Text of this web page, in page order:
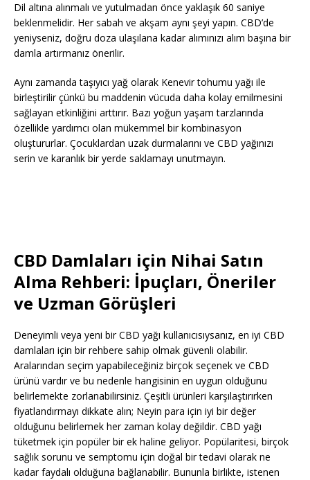
Dil altına alınmalı ve yutulmadan önce yaklaşık 60 saniye
beklenmelidir. Her sabah ve akşam aynı şeyi yapın. CBD’de
yeniyseniz, doğru doza ulaşılana kadar alımınızı alım başına bir
damla artırmanız önerilir.
Aynı zamanda taşıyıcı yağ olarak Kenevir tohumu yağı ile
birleştirilir çünkü bu maddenin vücuda daha kolay emilmesini
sağlayan etkinliğini arttırır. Bazı yoğun yaşam tarzlarında
özellikle yardımcı olan mükemmel bir kombinasyon
oluştururlar. Çocuklardan uzak durmalarını ve CBD yağınızı
serin ve karanlık bir yerde saklamayı unutmayın.
CBD Damlaları için Nihai Satın
Alma Rehberi: İpuçları, Öneriler
ve Uzman Görüşleri
Deneyimli veya yeni bir CBD yağı kullanıcısıysanız, en iyi CBD
damlaları için bir rehbere sahip olmak güvenli olabilir.
Aralarından seçim yapabileceğiniz birçok seçenek ve CBD
ürünü vardır ve bu nedenle hangisinin en uygun olduğunu
belirlemekte zorlanabilirsiniz. Çeşitli ürünleri karşılaştırırken
fiyatlandırmayı dikkate alın; Neyin para için iyi bir değer
olduğunu belirlemek her zaman kolay değildir. CBD yağı
tüketmek için popüler bir ek haline geliyor. Popülaritesi, birçok
sağlık sorunu ve semptomu için doğal bir tedavi olarak ne
kadar faydalı olduğuna bağlanabilir. Bununla birlikte, istenen